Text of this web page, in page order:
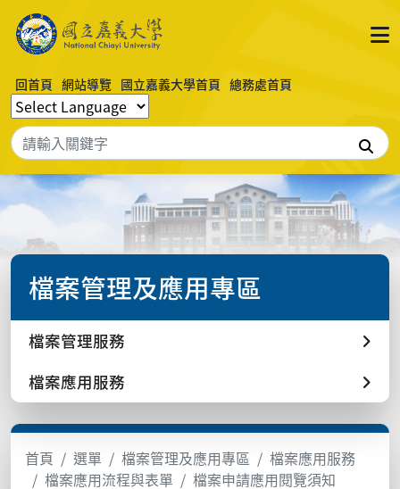
回首頁 網站導覽 國立嘉義大學首頁 總務處首頁
搜尋
檔案管理及應用專區
檔案管理服務
檔案應用服務
首頁 選單 檔案管理及應用專區
檔案應用服務
檔案應用流程與表單
檔案申請應用閱覽須知